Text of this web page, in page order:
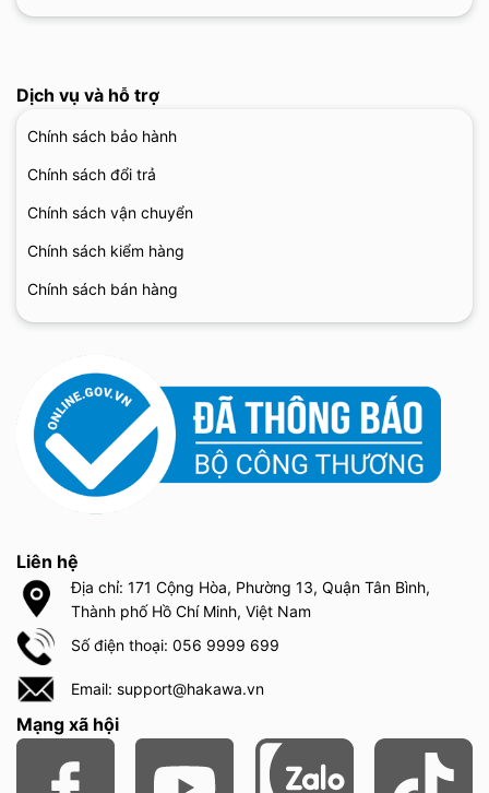
Dịch vụ và hỗ trợ
Chính sách bảo hành
Chính sách đổi trả
Chính sách vận chuyển
Chính sách kiểm hàng
Chính sách bán hàng
Liên hệ
Địa chỉ: 171 Cộng Hòa, Phường 13, Quận Tân Bình,
Thành phố Hồ Chí Minh, Việt Nam
Số điện thoại: 056 9999 699
Email: support@hakawa.vn
Mạng xã hội